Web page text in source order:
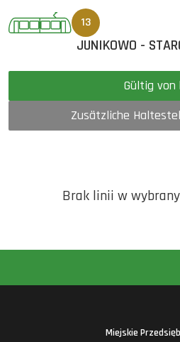
13
JUNIKOWO -
Zusätzliche
Brak linii w
Miejskie